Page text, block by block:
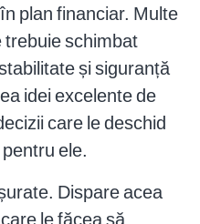
plan financiar. Multe
trebuie schimbat
și siguranță
idei excelente de
care le deschid
ele.
Dispare acea
le făcea să